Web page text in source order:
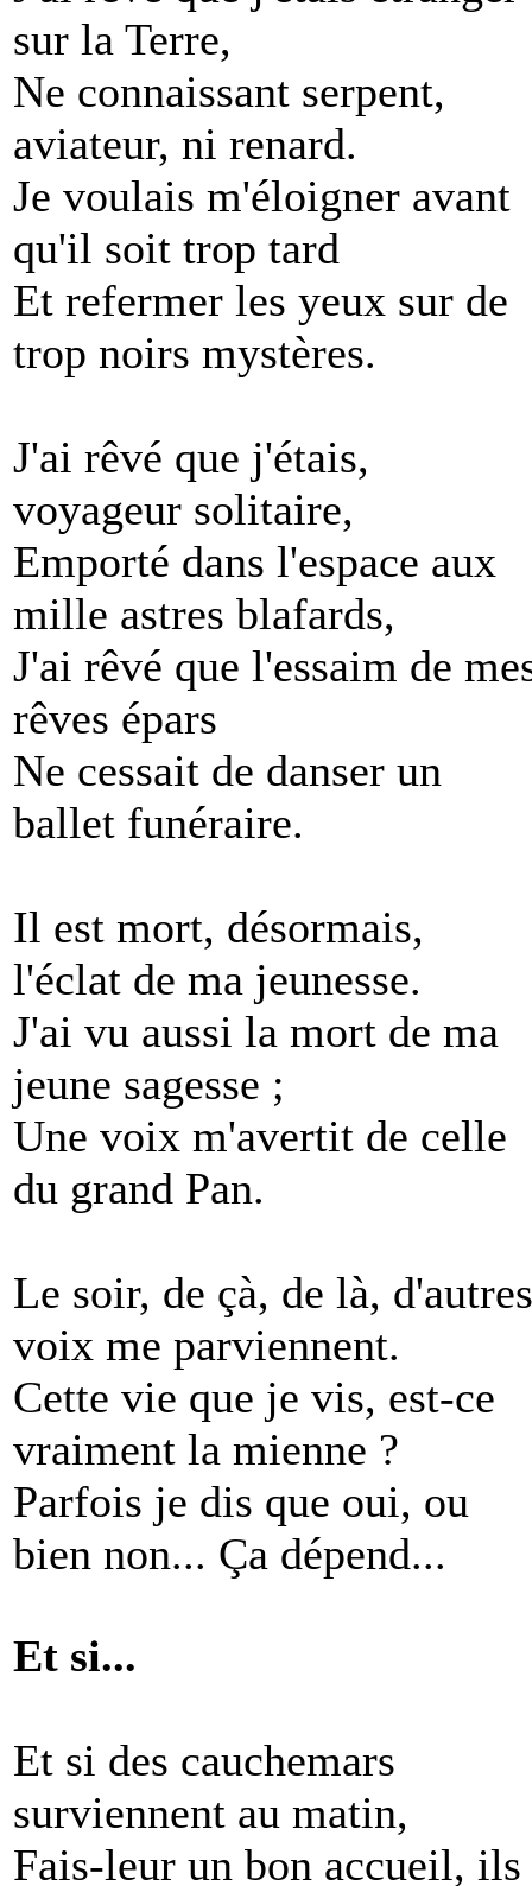
sur la Terre,
Ne connaissant serpent,
aviateur, ni renard.
Je voulais m'éloigner avant
qu'il soit trop tard
Et refermer les yeux sur de
trop noirs mystères.
J'ai rêvé que j'étais,
voyageur solitaire,
Emporté dans l'espace aux
mille astres blafards,
J'ai rêvé que l'essaim de
rêves épars
Ne cessait de danser un
ballet funéraire.
Il est mort, désormais,
l'éclat de ma jeunesse.
J'ai vu aussi la mort de ma
jeune sagesse ;
Une voix m'avertit de celle
du grand Pan.
Le soir, de çà, de là, d'autres
voix me parviennent.
Cette vie que je vis, est-ce
vraiment la mienne ?
Parfois je dis que oui, ou
bien non... Ça dépend...
Et si...
Et si des cauchemars
surviennent au matin,
Fais-leur un bon accueil, ils